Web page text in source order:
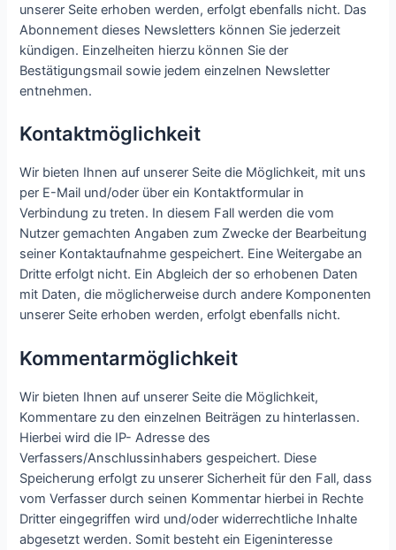
unserer Seite erhoben werden, erfolgt ebenfalls nicht. Das
Abonnement dieses Newsletters können Sie jederzeit
kündigen. Einzelheiten hierzu können Sie der
Bestätigungsmail sowie jedem einzelnen Newsletter
entnehmen.
Kontaktmöglichkeit
Wir bieten Ihnen auf unserer Seite die Möglichkeit, mit uns
per E-Mail und/oder über ein Kontaktformular in
Verbindung zu treten. In diesem Fall werden die vom
Nutzer gemachten Angaben zum Zwecke der Bearbeitung
seiner Kontaktaufnahme gespeichert. Eine Weitergabe an
Dritte erfolgt nicht. Ein Abgleich der so erhobenen Daten
mit Daten, die möglicherweise durch andere Komponenten
unserer Seite erhoben werden, erfolgt ebenfalls nicht.
Kommentarmöglichkeit
Wir bieten Ihnen auf unserer Seite die Möglichkeit,
Kommentare zu den einzelnen Beiträgen zu hinterlassen.
Hierbei wird die IP- Adresse des
Verfassers/Anschlussinhabers gespeichert. Diese
Speicherung erfolgt zu unserer Sicherheit für den Fall, dass
vom Verfasser durch seinen Kommentar hierbei in Rechte
Dritter eingegriffen wird und/oder widerrechtliche Inhalte
abgesetzt werden. Somit besteht ein Eigeninteresse